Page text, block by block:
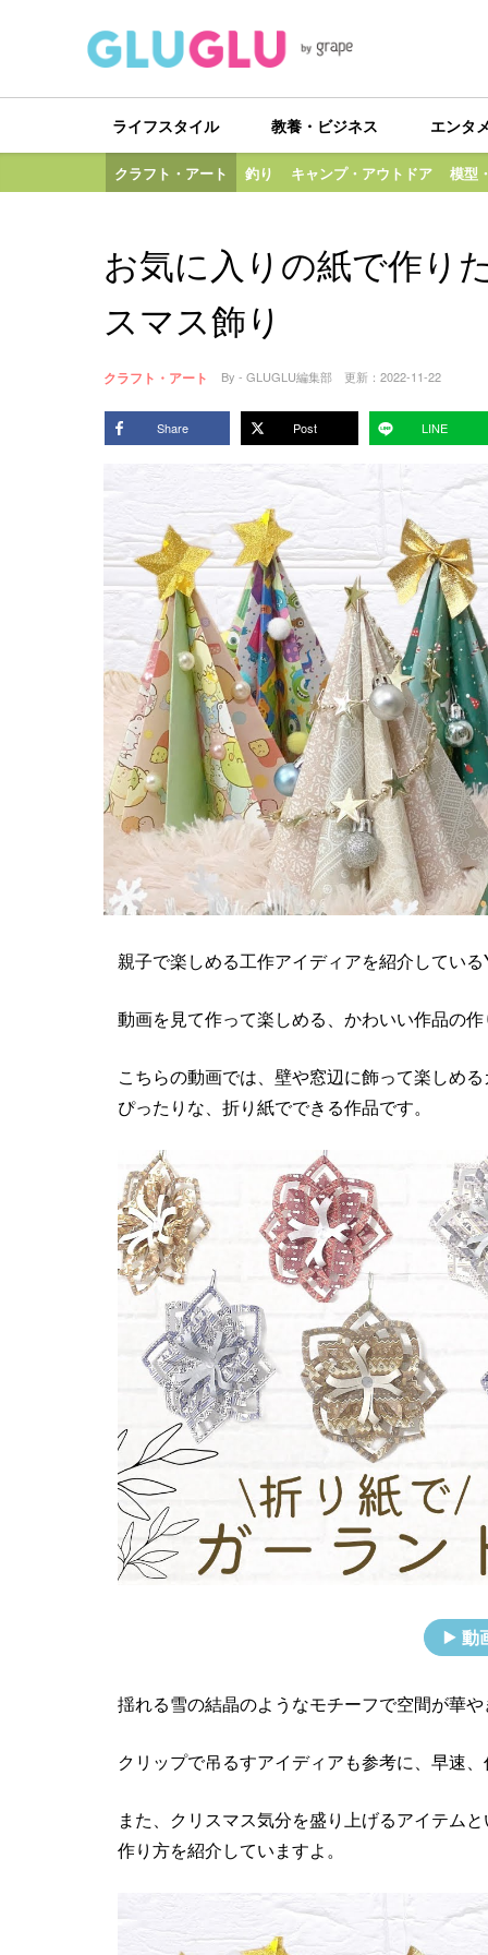
ライフスタイル 教養・ビジネス エンタ
クラフト・アート 釣り キャンプ・アウトドア 模型
お気に入りの紙で作
スマス飾り
クラフト・アート By - GLUGLU編集部 更新： 2022-11-22
Share Post LINE
親子で楽しめる工作アイディアを紹介してい
動画を見て作って楽しめる、かわいい作品の
こちらの動画では、壁や窓辺に飾って楽しめ
ぴったりな、折り紙でできる作品です。
動
揺れる雪の結晶のようなモチーフで空間が華
クリップで吊るすアイディアも参考に、早速
また、クリスマス気分を盛り上げるアイテム
作り方を紹介していますよ。